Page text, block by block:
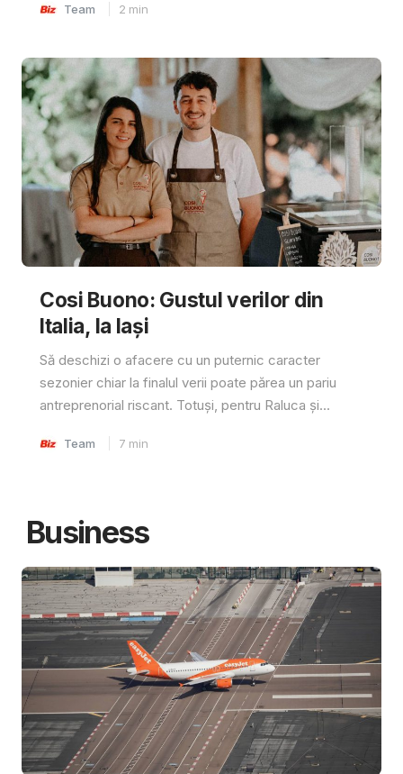
Team 2 min
Cosi Buono: Gustul verilor din
Italia, la Iași
Să deschizi o afacere cu un puternic caracter
sezonier chiar la finalul verii poate părea un pariu
antreprenorial riscant. Totuși, pentru Raluca și...
Team 7 min
Business